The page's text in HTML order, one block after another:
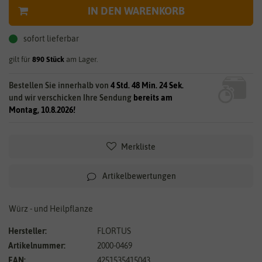
IN DEN WARENKORB
sofort lieferbar
gilt für 890 Stück am Lager.
Bestellen Sie innerhalb von 4 Std. 48 Min. 23 Sek.
und wir verschicken Ihre Sendung bereits am
Montag, 10.8.2026!
Merkliste
Artikelbewertungen
Würz - und Heilpflanze
Hersteller:
FLORTUS
Artikelnummer:
2000-0469